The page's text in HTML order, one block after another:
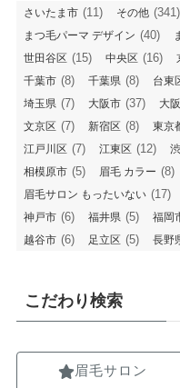
さいたま市 (11) その他 (341)
まつ毛パーマ デザイン (40)
世田谷区 (15) 中央区 (16)
千葉市 (8) 千葉県 (8) 台東
埼玉県 (7) 大阪市 (37) 大
文京区 (7) 新宿区 (8) 東京
江戸川区 (7) 江東区 (12)
相模原市 (5) 眉毛 カラー (8)
眉毛サロン もったいない (17)
神戸市 (6) 福井県 (5) 福岡
越谷市 (6) 足立区 (5) 長野
こだわり検索
眉毛サロン